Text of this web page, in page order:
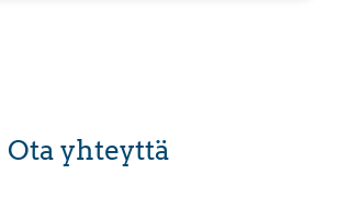
Ota yhteyttä